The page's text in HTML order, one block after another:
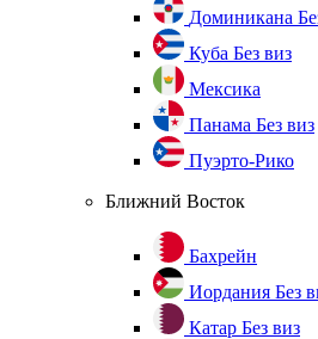
Доминикана
Куба Без виз
Мексика
Панама Без виз
Пуэрто-Рико
Ближний Восток
Бахрейн
Иордания Без
Катар Без виз